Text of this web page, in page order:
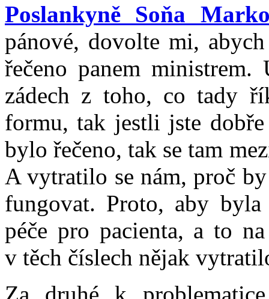
Poslankyně Soňa
pánové, dovolte mi,
řečeno panem
zádech z toho, co tady
formu, tak jestli jste
bylo řečeno, tak se tam
A vytratilo se nám, proč
fungovat. Proto, aby byla
péče pro pacienta, a to
v těch číslech nějak
Za druhé k